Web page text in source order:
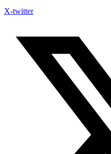
X-twitter